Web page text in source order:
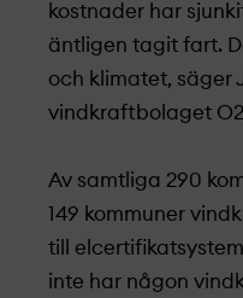
kostnader har
äntligen tagit fart.
och klimatet, säger
vindkraftbolaget
Av samtliga 290
149 kommuner
till
inte har någon